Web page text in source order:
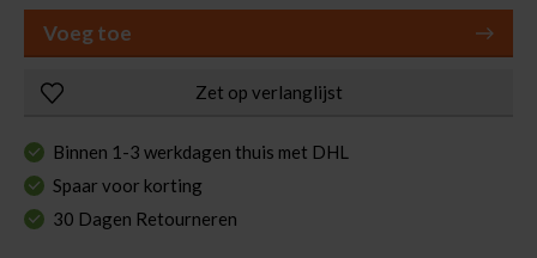
Voeg toe
Zet op verlanglijst
Binnen 1-3 werkdagen thuis met DHL
Spaar voor korting
30 Dagen Retourneren